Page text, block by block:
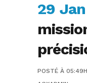
29 Jan
POSTÉ À 05:49H